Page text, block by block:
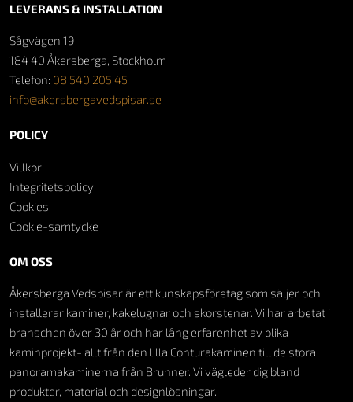
OM OSS
Åkersberga Vedspisar är ett kunskapsföretag som säljer och
installerar kaminer, kakelugnar och skorstenar. Vi har arbetat i
branschen över 30 år och har lång erfarenhet av olika
kaminprojekt- allt från den lilla Conturakaminen till de stora
panoramakaminerna från Brunner. Vi vägleder dig bland
produkter, material och designlösningar.
LEVERANS & INSTALLATION
Sågvägen 19
184 40 Åkersberga, Stockholm
Telefon: 08 540 205 45
info@akersbergavedspisar.se
POLICY
Villkor
Integritetspolicy
Cookies
Cookie-samtycke